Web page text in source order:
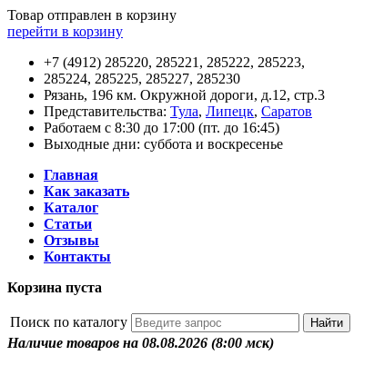
Товар отправлен в корзину
перейти в корзину
+7 (4912) 285220, 285221, 285222, 285223,
285224, 285225, 285227, 285230
Рязань, 196 км. Окружной дороги, д.12, стр.3
Представительства: Тула, Липецк, Саратов
Работаем с 8:30 до 17:00 (пт. до 16:45)
Выходные дни: суббота и воскресенье
Главная
Как заказать
Каталог
Статьи
Отзывы
Контакты
Корзина пуста
Поиск по каталогу
Наличие товаров на 08.08.2026 (8:00 мск)